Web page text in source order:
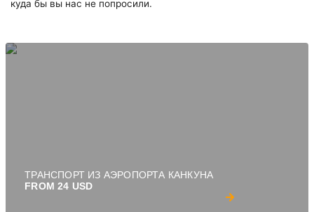
куда бы вы нас не попросили.
ТРАНСПОРТ ИЗ АЭРОПОРТА КАНКУНА
FROM 24 USD